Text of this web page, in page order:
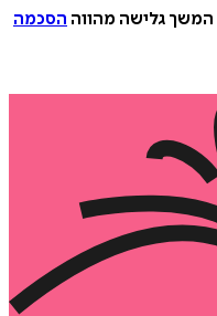
המשך גלישה מהווה הסכמה